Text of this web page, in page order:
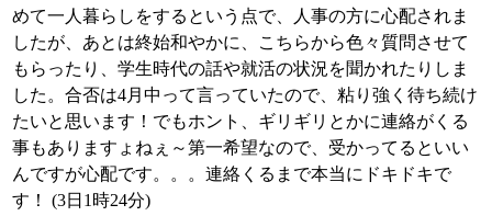
めて一人暮らしをするという点で、人事の方に心配されま
したが、あとは終始和やかに、こちらから色々質問させて
もらったり、学生時代の話や就活の状況を聞かれたりしま
した。合否は4月中って言っていたので、粘り強く待ち続け
たいと思います！でもホント、ギリギリとかに連絡がくる
事もありますょねぇ～第一希望なので、受かってるといい
んですが心配です。。。連絡くるまで本当にドキドキで
す！ (3日1時24分)